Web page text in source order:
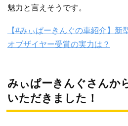
魅力と言えそうです。
【#みぃぱーきんぐの車紹介】新
オブザイヤー受賞の実力は？
みぃぱーきんぐさんか
いただきました！